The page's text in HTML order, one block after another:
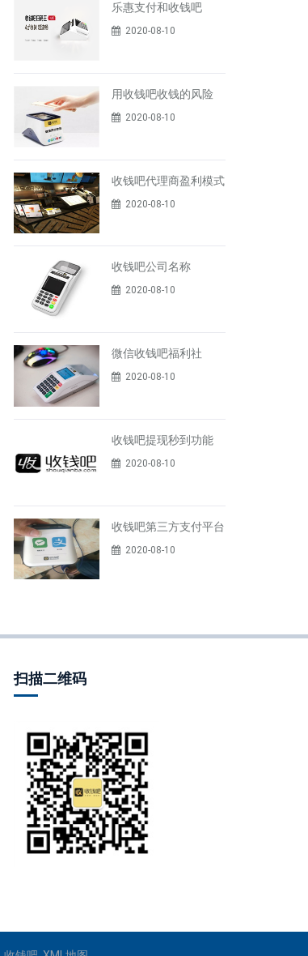
乐惠支付和收钱吧
2020-08-10
用收钱吧收钱的风险
2020-08-10
收钱吧代理商盈利模式
2020-08-10
收钱吧公司名称
2020-08-10
微信收钱吧福利社
2020-08-10
收钱吧提现秒到功能
2020-08-10
收钱吧第三方支付平台
2020-08-10
扫描二维码